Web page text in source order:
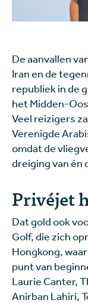
De aanvallen
Iran en de
republiek in de
het Midden-
Veel reizigers
Verenigde
omdat de
dreiging van én
Privéjet
Dat gold ook
Golf, die zich
Hongkong,
punt van
Laurie Canter,
Anirban Lahiri,